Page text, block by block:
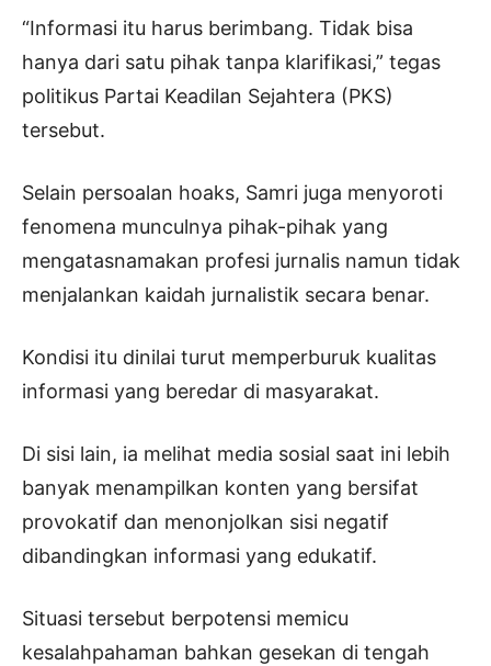
“Informasi itu harus berimbang. Tidak bisa
hanya dari satu pihak tanpa klarifikasi,” tegas
politikus Partai Keadilan Sejahtera (PKS)
tersebut.
Selain persoalan hoaks, Samri juga menyoroti
fenomena munculnya pihak-pihak yang
mengatasnamakan profesi jurnalis namun tidak
menjalankan kaidah jurnalistik secara benar.
Kondisi itu dinilai turut memperburuk kualitas
informasi yang beredar di masyarakat.
Di sisi lain, ia melihat media sosial saat ini lebih
banyak menampilkan konten yang bersifat
provokatif dan menonjolkan sisi negatif
dibandingkan informasi yang edukatif.
Situasi tersebut berpotensi memicu
kesalahpahaman bahkan gesekan di tengah